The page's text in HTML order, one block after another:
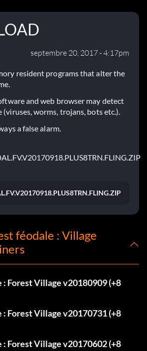
septembre 20, 2017 - 4:17pm
resident programs that alter the
and web browser may detect
(viruses, worms, trojans, bots etc.).
a false alarm.
féodale : Village
: Forest Village v20180909 (+8
: Forest Village v20170731 (+8
: Forest Village v20170602 (+8